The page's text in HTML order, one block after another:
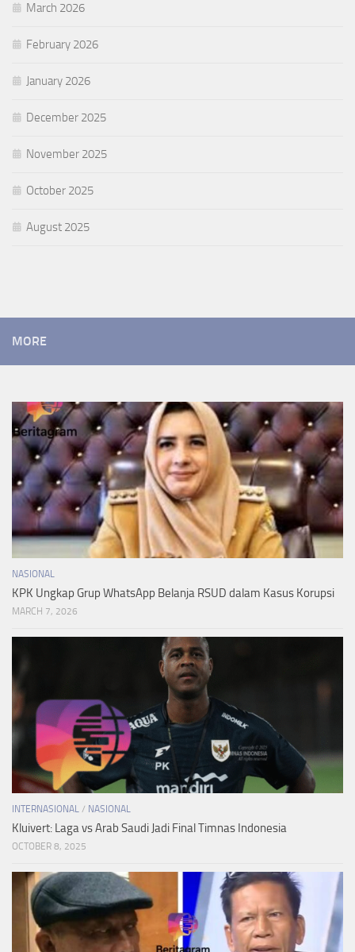
March 2026
February 2026
January 2026
December 2025
November 2025
October 2025
August 2025
MORE
NASIONAL
KPK Ungkap Grup WhatsApp Belanja RSUD dalam Kasus Korupsi
MARCH 7, 2026
INTERNASIONAL / NASIONAL
Kluivert: Laga vs Arab Saudi Jadi Final Timnas Indonesia
OCTOBER 8, 2025